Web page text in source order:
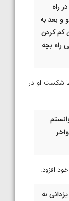
۳۰ ساعت در راه
و بعد به
کم کردن
راه بچه
شکست او در
افزود:
به